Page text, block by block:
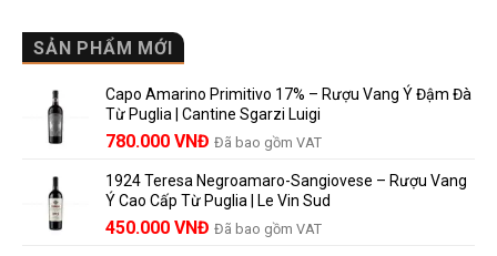
lựa
chọn
đáng
nhãn
rượu
vang
và
những
người
Được
Bao
Lâu?
Hướng
Lưu
Trữ
Và
SẢN PHẨM MỚI
Capo Amarino Primitivo 17% – Rượu Vang Ý Đậm Đà
Từ Puglia | Cantine Sgarzi Luigi
Giá
là:
858.000 VNĐ.
780.000 VNĐ Giá
tại
là:
780.000 VNĐ.
Đã bao gồm VAT
1924 Teresa Negroamaro-Sangiovese – Rượu Vang
Ý Cao Cấp Từ Puglia | Le Vin Sud
Giá
450.000 VNĐ Giá
Đã bao gồm VAT